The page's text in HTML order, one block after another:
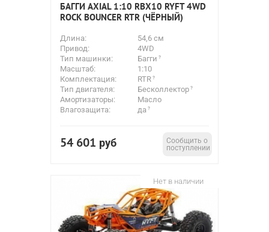
БАГГИ AXIAL 1:10 RBX10 RYFT 4WD
ROCK BOUNCER RTR (ЧЁРНЫЙ)
Длина:
54,6 см
Привод:
4WD
Тип машинки:
Багги
Масштаб:
1:10
Комплектация:
RTR
Тип двигателя:
Бесколлектор
Амортизаторы:
Масло
Влагозащита:
да
54 601 руб
Сообщить о
поступлении
Нет в наличии